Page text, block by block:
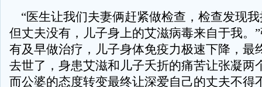
“医生让我们夫妻俩赶紧做检查，检查发现
但丈夫没有，儿子身上的艾滋病毒来自于我。
有及早做治疗，儿子身体免疫力极速下降，最
去世了，身患艾滋和儿子夭折的痛苦让张凝两
而公婆的态度转变最终让深爱自己的丈夫不得